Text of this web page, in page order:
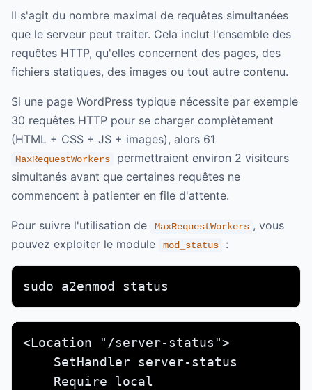
Il s'agit du nombre maximal de requêtes simultanées
que le serveur peut traiter. Cela inclut l'ensemble des
requêtes HTTP, qu'elles concernent des pages, des
fichiers statiques, des images ou tout autre contenu.
Si une page WordPress typique nécessite par exemple
30 requêtes HTTP pour se charger complètement
(HTML + CSS + JS + images), alors 61
MaxRequestWorkers
permettraient environ 2 visiteurs
simultanés avant que certaines requêtes ne
commencent à patienter en file d'attente.
Pour suivre l'utilisation de MaxRequestWorkers , vous
pouvez exploiter le module
mod_status :
sudo a2enmod status
<Location "/server-status">
    SetHandler server-status
    Require local